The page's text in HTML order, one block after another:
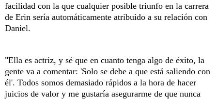
facilidad con la que cualquier posible triunfo en la carrera
de Erin sería automáticamente atribuido a su relación con
Daniel.
"Ella es actriz, y sé que en cuanto tenga algo de éxito, la
gente va a comentar: 'Solo se debe a que está saliendo con
él'. Todos somos demasiado rápidos a la hora de hacer
juicios de valor y me gustaría asegurarme de que nunca